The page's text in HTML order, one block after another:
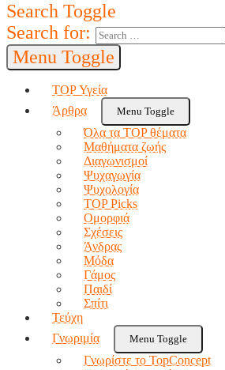
Search Toggle
Search for:
Menu Toggle
TOP Υγεία
Άρθρα
Menu Toggle
Όλα τα TOP θέματα
Μαθήματα ζωής
Διαγωνισμοί
Ψυχαγωγία
Ψυχολογία
TOP Picks
Ομορφιά
Σχέσεις
Άνδρας
Μόδα
Γάμος
Παιδί
Σπίτι
Τεύχη
Γνωριμία
Menu Toggle
Γνωρίστε το TopConcept